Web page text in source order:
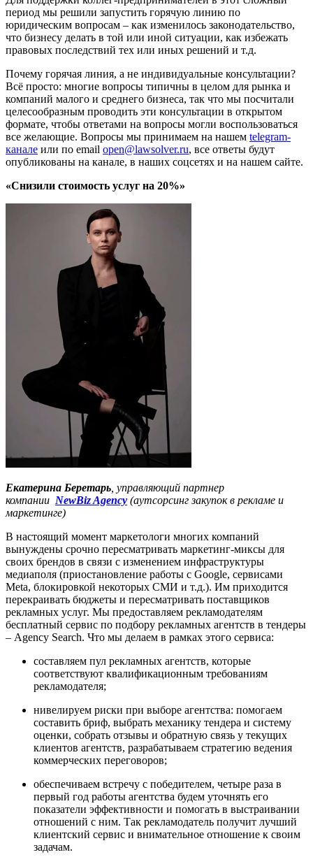
период мы решили запустить горячую линию по
юридическим вопросам – как изменилось законодательство,
что бизнесу делать в той или иной ситуации, как избежать
правовых последствий тех или иных решений и т.д.
Почему горячая линия, а не индивидуальные консультации?
Всё просто: многие вопросы типичны в целом для рынка и
компаний малого и среднего бизнеса, так что мы посчитали
целесообразным проводить эти консультации в открытом
формате, чтобы ответами на вопросы могли воспользоваться
все желающие. Вопросы мы принимаем на нашем telegram-
канале или по email open@lawsolver.ru, все ответы будут
опубликованы на канале, в наших соцсетях и на нашем сайте.
«Снизили стоимость услуг на 20%»
Екатерина Беретарь, управляющий партнер
компании NewBiz Agency (аутсорсинг закупок в рекламе и
маркетинге)
В настоящий момент маркетологи многих компаний
вынуждены срочно пересматривать маркетинг-миксы для
своих брендов в связи с изменением инфраструктуры
медиаполя (приостановление работы с Google, сервисами
Meta, блокировкой некоторых СМИ и т.д.). Им приходится
перекраивать бюджеты и пересматривать поставщиков
рекламных услуг. Мы предоставляем рекламодателям
бесплатный сервис по подбору рекламных агентств в тендеры
– Agency Search. Что мы делаем в рамках этого сервиса:
составляем пул рекламных агентств, которые
соответствуют квалификационным требованиям
рекламодателя;
нивелируем риски при выборе агентства: помогаем
составить бриф, выбрать механику тендера и систему
оценки, собрать отзывы и обратную связь у текущих
клиентов агентств, разрабатываем стратегию ведения
коммерческих переговоров;
обеспечиваем встречу с победителем, четыре раза в
первый год работы агентства будем уточнять его
показатели эффективности и помогать в выстраивании
отношений с ним. Так рекламодатель получит лучший
клиентский сервис и внимательное отношение к своим
задачам.